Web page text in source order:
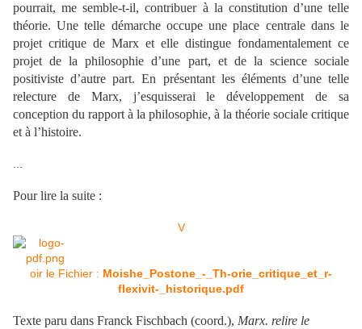
pourrait, me semble-t-il, contribuer à la constitution d’une telle
théorie. Une telle démarche occupe une place centrale dans le
projet critique de Marx et elle distingue fondamentalement ce
projet de la philosophie d’une part, et de la science sociale
positiviste d’autre part. En présentant les éléments d’une telle
relecture de Marx, j’esquisserai le développement de sa
conception du rapport à la philosophie, à la théorie sociale critique
et à l’histoire.
Pour lire la suite :
V
oir le Fichier : Moishe_Postone_-_Th-orie_critique_et_r-
flexivit-_historique.pdf
Texte paru dans Franck Fischbach (coord.), Marx. relire le